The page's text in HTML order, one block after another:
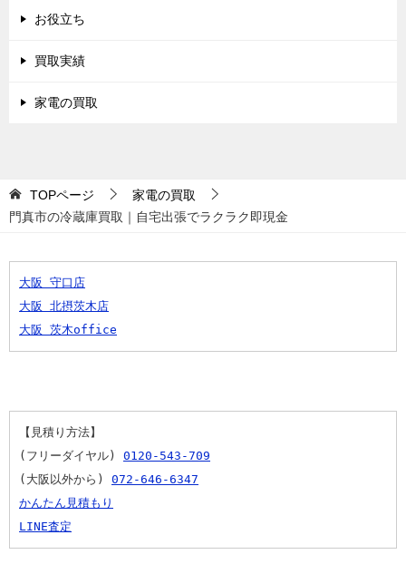
お役立ち
買取実績
家電の買取
TOPページ
家電の買取
門真市の冷蔵庫買取｜自宅出張でラクラク即現金
大阪 守口店
大阪 北摂茨木店
大阪 茨木office
【見積り方法】
(フリーダイヤル) 0120-543-709
(大阪以外から) 072-646-6347
かんたん見積もり
LINE査定